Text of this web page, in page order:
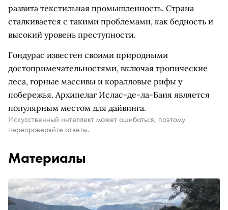
развита текстильная промышленность. Страна
сталкивается с такими проблемами, как бедность и
высокий уровень преступности.
Гондурас известен своими природными
достопримечательностями, включая тропические
леса, горные массивы и коралловые рифы у
побережья. Архипелаг Ислас-де-ла-Баия является
популярным местом для дайвинга.
Искусственный интеллект может ошибаться, поэтому
перепроверяйте ответы.
Материалы